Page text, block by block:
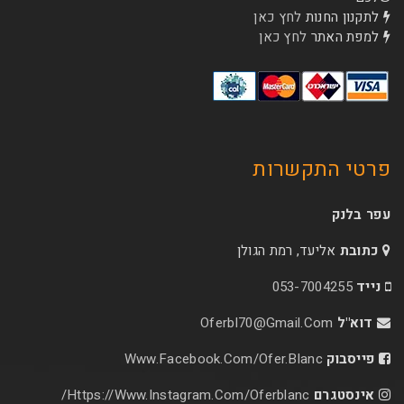
לחץ כאן
לחץ כאן
רמת הגולן
053-
Www.facebook.com/
Https://www.instagram.com/oferblanc/